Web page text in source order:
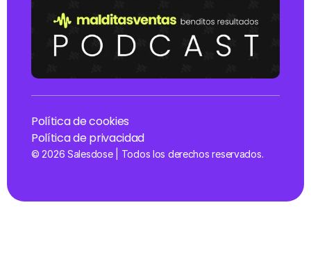
Política de cookies
Política de privacidad
© 2026 Salesdose | Todos los derechos reservados.